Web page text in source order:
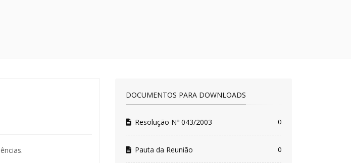
DOCUMENTOS PARA DOWNLOADS
Resolução Nº 043/2003 0
Pauta da Reunião 0